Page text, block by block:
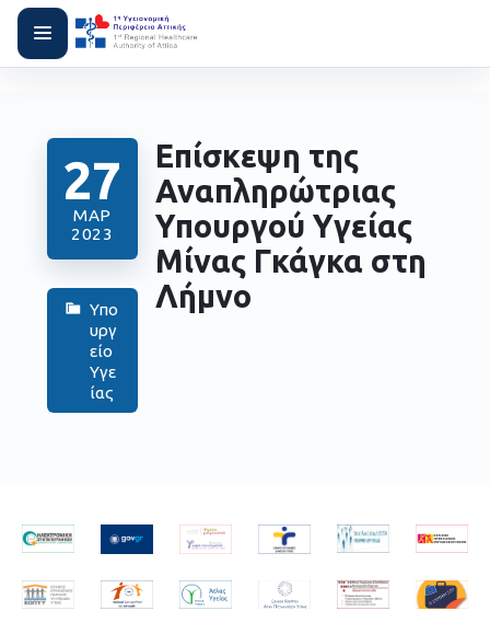
27
ΜΑΡ
2023
Υπο
υργ
είο
Υγε
ίας
Επίσκεψη της
Αναπληρώτριας
Υπουργού Υγείας
Μίνας Γκάγκα στη
Λήμνο